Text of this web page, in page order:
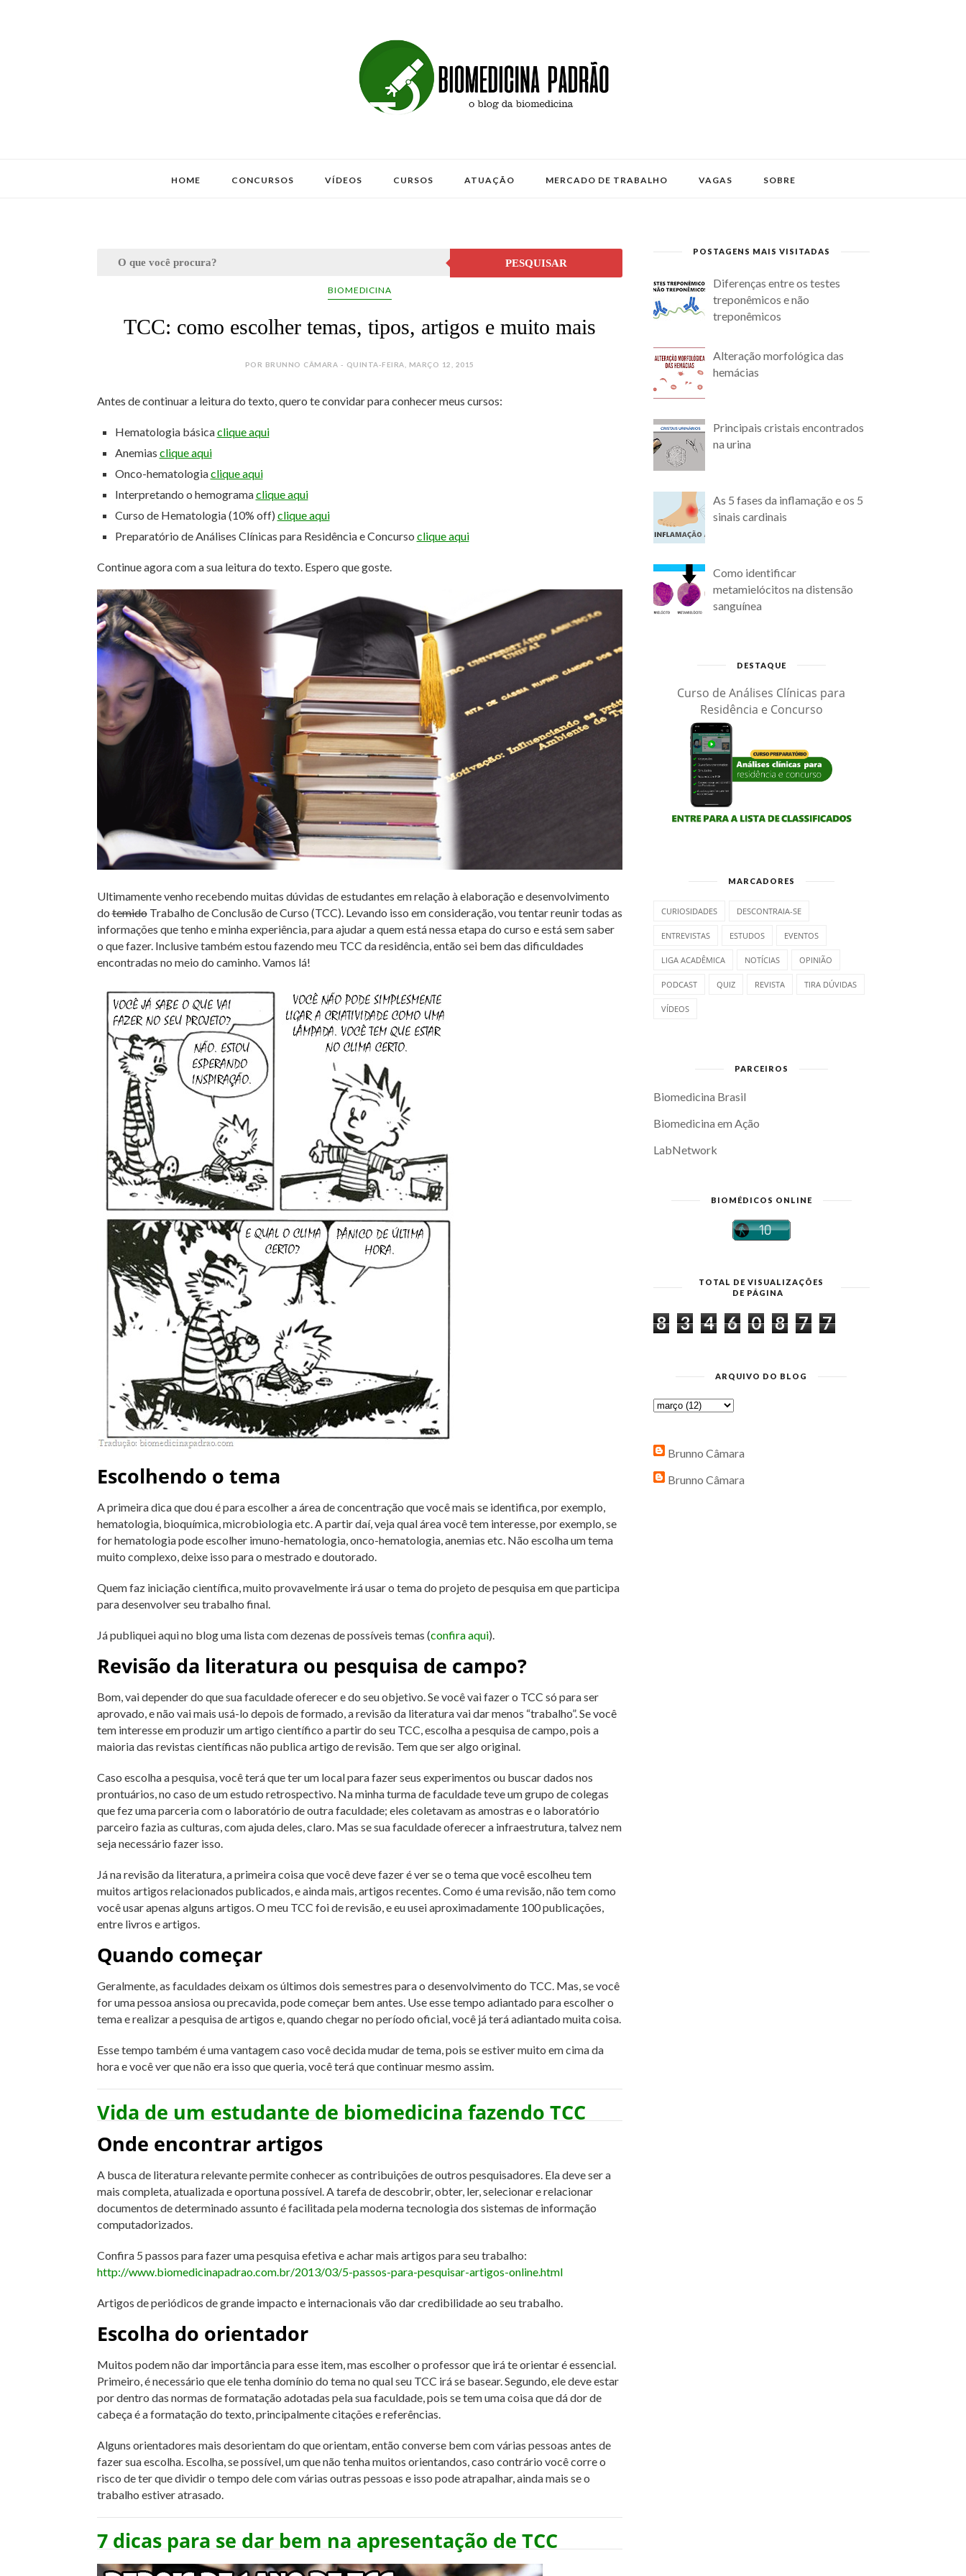
HOME CONCURSOS VÍDEOS CURSOS ATUAÇÃO MERCADO DE TRABALHO VAGAS SOBRE
PESQUISAR
BIOMEDICINA
TCC: como escolher temas, tipos, artigos e muito mais
POR BRUNNO CÂMARA - QUINTA-FEIRA, MARÇO 12, 2015
Antes de continuar a leitura do texto, quero te convidar para conhecer meus cursos:
Hematologia básicaclique aqui
Anemias clique aqui
Onco-hematologiaclique aqui
Interpretando o hemogramaclique aqui
Curso de Hematologia (10% off) clique aqui
Preparatório de Análises Clínicas para Residência e Concurso clique aqui
Continue agora com a sua leitura do texto. Espero que goste.
Ultimamente venho recebendo muitas dúvidas de estudantes em relação à elaboração e desenvolvimento
dotemidoTrabalho de Conclusão de Curso (TCC). Levando isso em consideração, vou tentar reunir todas as
informações que tenho e minha experiência, para ajudar a quem está nessa etapa do curso e está sem saber
o que fazer. Inclusive também estou fazendo meu TCC da residência, então sei bem das dificuldades
encontradas no meio do caminho. Vamos lá!
Escolhendo o tema
A primeira dica que dou é para escolher a área de concentração que você mais se identifica, por exemplo,
hematologia, bioquímica, microbiologia etc. A partir daí, veja qual área você tem interesse, por exemplo, se
for hematologia pode escolher imuno-hematologia, onco-hematologia, anemias etc. Não escolha um tema
muito complexo, deixe isso para o mestrado e doutorado.
Quem faz iniciação científica, muito provavelmente irá usar o tema do projeto de pesquisa em que participa
para desenvolver seu trabalho final.
Já publiquei aqui no blog uma lista com dezenas de possíveis temas (confira aqui).
Revisão da literatura ou pesquisa de campo?
Bom, vai depender do que sua faculdade oferecer e do seu objetivo. Se você vai fazer o TCC só para ser
aprovado, e não vai mais usá-lo depois de formado, a revisão da literatura vai dar menos “trabalho”. Se você
tem interesse em produzir um artigo científico a partir do seu TCC, escolha a pesquisa de campo, pois a
maioria das revistas científicas não publica artigo de revisão. Tem que ser algo original.
Caso escolha a pesquisa, você terá que ter um local para fazer seus experimentos ou buscar dados nos
prontuários, no caso de um estudo retrospectivo. Na minha turma de faculdade teve um grupo de colegas
que fez uma parceria com o laboratório de outra faculdade; eles coletavam as amostras e o laboratório
parceiro fazia as culturas, com ajuda deles, claro. Mas se sua faculdade oferecer a infraestrutura, talvez nem
seja necessário fazer isso.
Já na revisão da literatura, a primeira coisa que você deve fazer é ver se o tema que você escolheu tem
muitos artigos relacionados publicados, e ainda mais, artigos recentes. Como é uma revisão, não tem como
você usar apenas alguns artigos. O meu TCC foi de revisão, e eu usei aproximadamente 100 publicações,
entre livros e artigos.
Quando começar
Geralmente, as faculdades deixam os últimos dois semestres para o desenvolvimento do TCC. Mas, se você
for uma pessoa ansiosa ou precavida, pode começar bem antes. Use esse tempo adiantado para escolher o
tema e realizar a pesquisa de artigos e, quando chegar no período oficial, você já terá adiantado muita coisa.
Esse tempo também é uma vantagem caso você decida mudar de tema, pois se estiver muito em cima da
hora e você ver que não era isso que queria, você terá que continuar mesmo assim.
Vida de um estudante de biomedicina fazendo TCC
Onde encontrar artigos
A busca de literatura relevante permite conhecer as contribuições de outros pesquisadores. Ela deve ser a
mais completa, atualizada e oportuna possível. A tarefa de descobrir, obter, ler, selecionar e relacionar
documentos de determinado assunto é facilitada pela moderna tecnologia dos sistemas de informação
computadorizados.
Confira 5 passos para fazer uma pesquisa efetiva e achar mais artigos para seu trabalho:
http://www.biomedicinapadrao.com.br/2013/03/5-passos-para-pesquisar-artigos-online.html
Artigos de periódicos de grande impacto e internacionais vão dar credibilidade ao seu trabalho.
Escolha do orientador
Muitos podem não dar importância para esse item, mas escolher o professor que irá te orientar é essencial.
Primeiro, é necessário que ele tenha domínio do tema no qual seu TCC irá se basear. Segundo, ele deve estar
por dentro das normas de formatação adotadas pela sua faculdade, pois se tem uma coisa que dá dor de
cabeça é a formatação do texto, principalmente citações e referências.
Alguns orientadores mais desorientam do que orientam, então converse bem com várias pessoas antes de
fazer sua escolha. Escolha, se possível, um que não tenha muitos orientandos, caso contrário você corre o
risco de ter que dividir o tempo dele com várias outras pessoas e isso pode atrapalhar, ainda mais se o
trabalho estiver atrasado.
7 dicas para se dar bem na apresentação de TCC
POSTAGENS MAIS VISITADAS
Diferenças entre os testes
treponêmicos e não
treponêmicos
Alteração morfológica das
hemácias
Principais cristais encontrados
na urina
As 5 fases da inflamação e os 5
sinais cardinais
Como identificar
metamielócitos na distensão
sanguínea
DESTAQUE
Curso de Análises Clínicas para
Residência e Concurso
MARCADORES
CURIOSIDADES DESCONTRAIA-SE
ENTREVISTAS ESTUDOS EVENTOS
LIGA ACADÊMICA NOTÍCIAS OPINIÃO
PODCAST QUIZ REVISTA TIRA DÚVIDAS
VÍDEOS
PARCEIROS
Biomedicina Brasil
Biomedicina em Ação
LabNetwork
BIOMÉDICOS ONLINE
TOTAL DE VISUALIZAÇÕES
DE PÁGINA
8 3 4 6 0 8 7 7
ARQUIVO DO BLOG
Brunno Câmara
Brunno Câmara